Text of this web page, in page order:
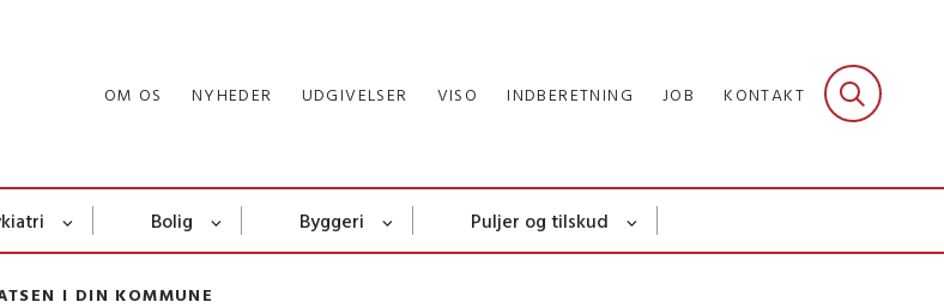
OM OS NYHEDER UDGIVELSER VISO INDBERETNING JOB KONTAKT
Bolig Byggeri Puljer og tilskud
I DIN KOMMUNE